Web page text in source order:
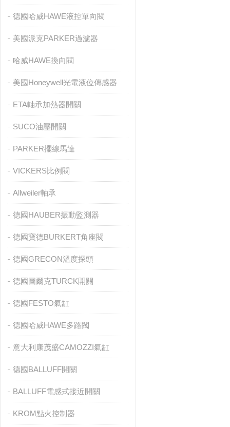
德國哈威HAWE液控單向閥
美國派克PARKER過濾器
哈威HAWE換向閥
美國Honeywell光電液位傳感器
ETA軸承加熱器開關
SUCO油壓開關
PARKER擺線馬達
VICKERS比例閥
Allweiler軸承
德國HAUBER振動監測器
德國寶德BURKERT角座閥
德國GRECON溫度探頭
德國圖爾克TURCK開關
德國FESTO氣缸
德國哈威HAWE多路閥
意大利康茂盛CAMOZZI氣缸
德國BALLUFF開關
BALLUFF電感式接近開關
KROM點火控制器